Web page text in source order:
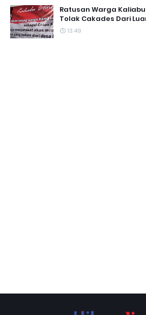
Ratusan Warga
Tolak Cakades Dari
13.49